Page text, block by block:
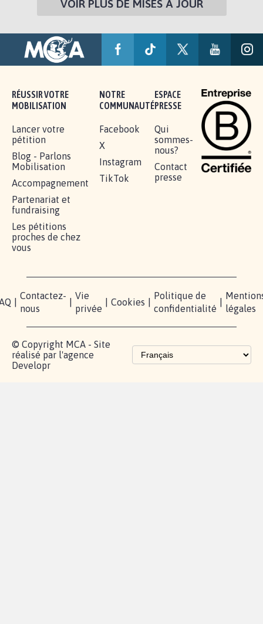
VOIR PLUS DE MISES À JOUR
RÉUSSIR VOTRE
MOBILISATION
Lancer votre
pétition
Blog - Parlons
Mobilisation
Accompagnement
Partenariat et
fundraising
Les pétitions
proches de chez
vous
NOTRE
COMMUNAUTÉ
Facebook
X
Instagram
TikTok
ESPACE
PRESSE
Qui
sommes-
nous?
Contact
presse
Contactez-
nous
Vie
privée
Cookies
Politique de
confidentialité
légales
© Copyright MCA - Site
réalisé par l'agence
Developr